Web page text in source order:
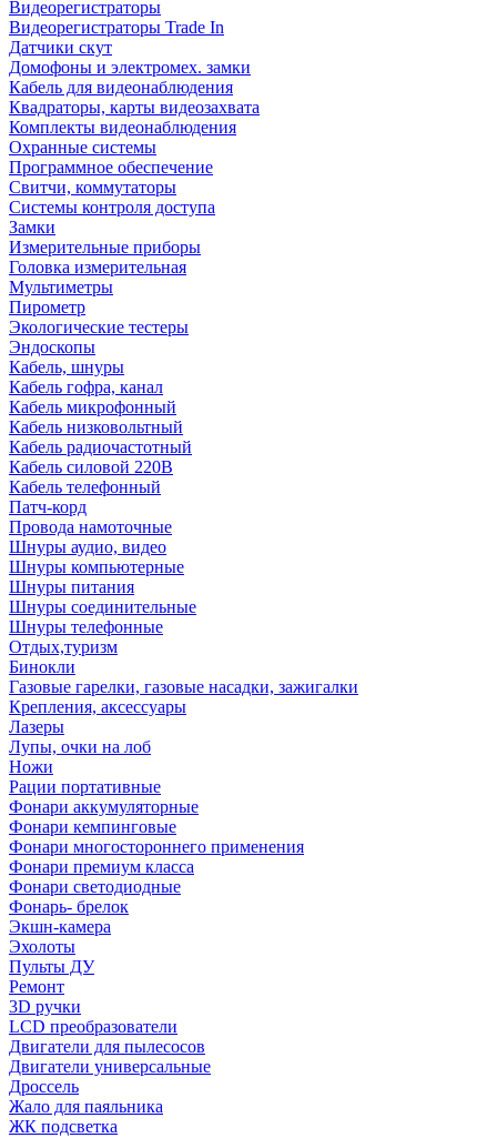
Видеорегистраторы
Видеорегистраторы Trade In
Датчики скут
Домофоны и электромех. замки
Кабель для видеонаблюдения
Квадраторы, карты видеозахвата
Комплекты видеонаблюдения
Охранные системы
Программное обеспечение
Свитчи, коммутаторы
Системы контроля доступа
Замки
Измерительные приборы
Головка измерительная
Мультиметры
Пирометр
Экологические тестеры
Эндоскопы
Кабель, шнуры
Кабель гофра, канал
Кабель микрофонный
Кабель низковольтный
Кабель радиочастотный
Кабель силовой 220В
Кабель телефонный
Патч-корд
Провода намоточные
Шнуры аудио, видео
Шнуры компьютерные
Шнуры питания
Шнуры соединительные
Шнуры телефонные
Отдых,туризм
Бинокли
Газовые гарелки, газовые насадки, зажигалки
Крепления, аксессуары
Лазеры
Лупы, очки на лоб
Ножи
Рации портативные
Фонари аккумуляторные
Фонари кемпинговые
Фонари многостороннего применения
Фонари премиум класса
Фонари светодиодные
Фонарь- брелок
Экшн-камера
Эхолоты
Пульты ДУ
Ремонт
3D ручки
LCD преобразователи
Двигатели для пылесосов
Двигатели универсальные
Дроссель
Жало для паяльника
ЖК подсветка